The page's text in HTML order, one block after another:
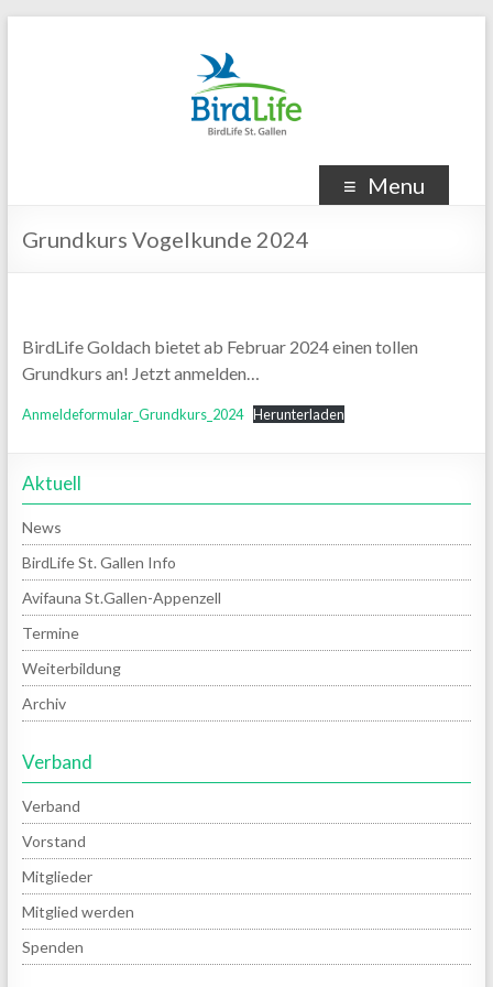
Menu
Grundkurs Vogelkunde 2024
BirdLife Goldach bietet ab Februar 2024 einen tollen
Grundkurs an! Jetzt anmelden…
Anmeldeformular_Grundkurs_2024 Herunterladen
Aktuell
News
BirdLife St. Gallen Info
Avifauna St.Gallen-Appenzell
Termine
Weiterbildung
Archiv
Verband
Verband
Vorstand
Mitglieder
Mitglied werden
Spenden